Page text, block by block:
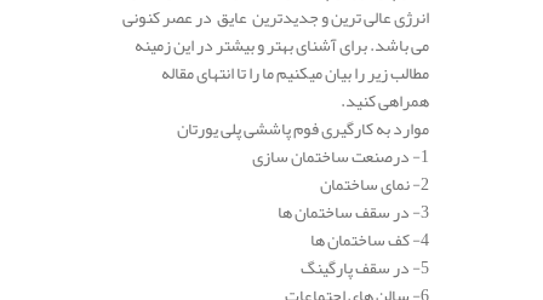
انرژی عالی ترین و جدیدترین عایق در عصر کنونی
می باشد. برای آشنای بهتر و بیشتر در این زمینه
مطالب زیر را بیان میکنیم ما را تا انتهای مقاله
همراهی کنید.
موارد به کارگیری فوم پاششی پلی یورتان
1- درصنعت ساختمان سازی
2- نمای ساختمان
3- در سقف ساختمان ها
4- کف ساختمان ها
5- در سقف پارگینگ